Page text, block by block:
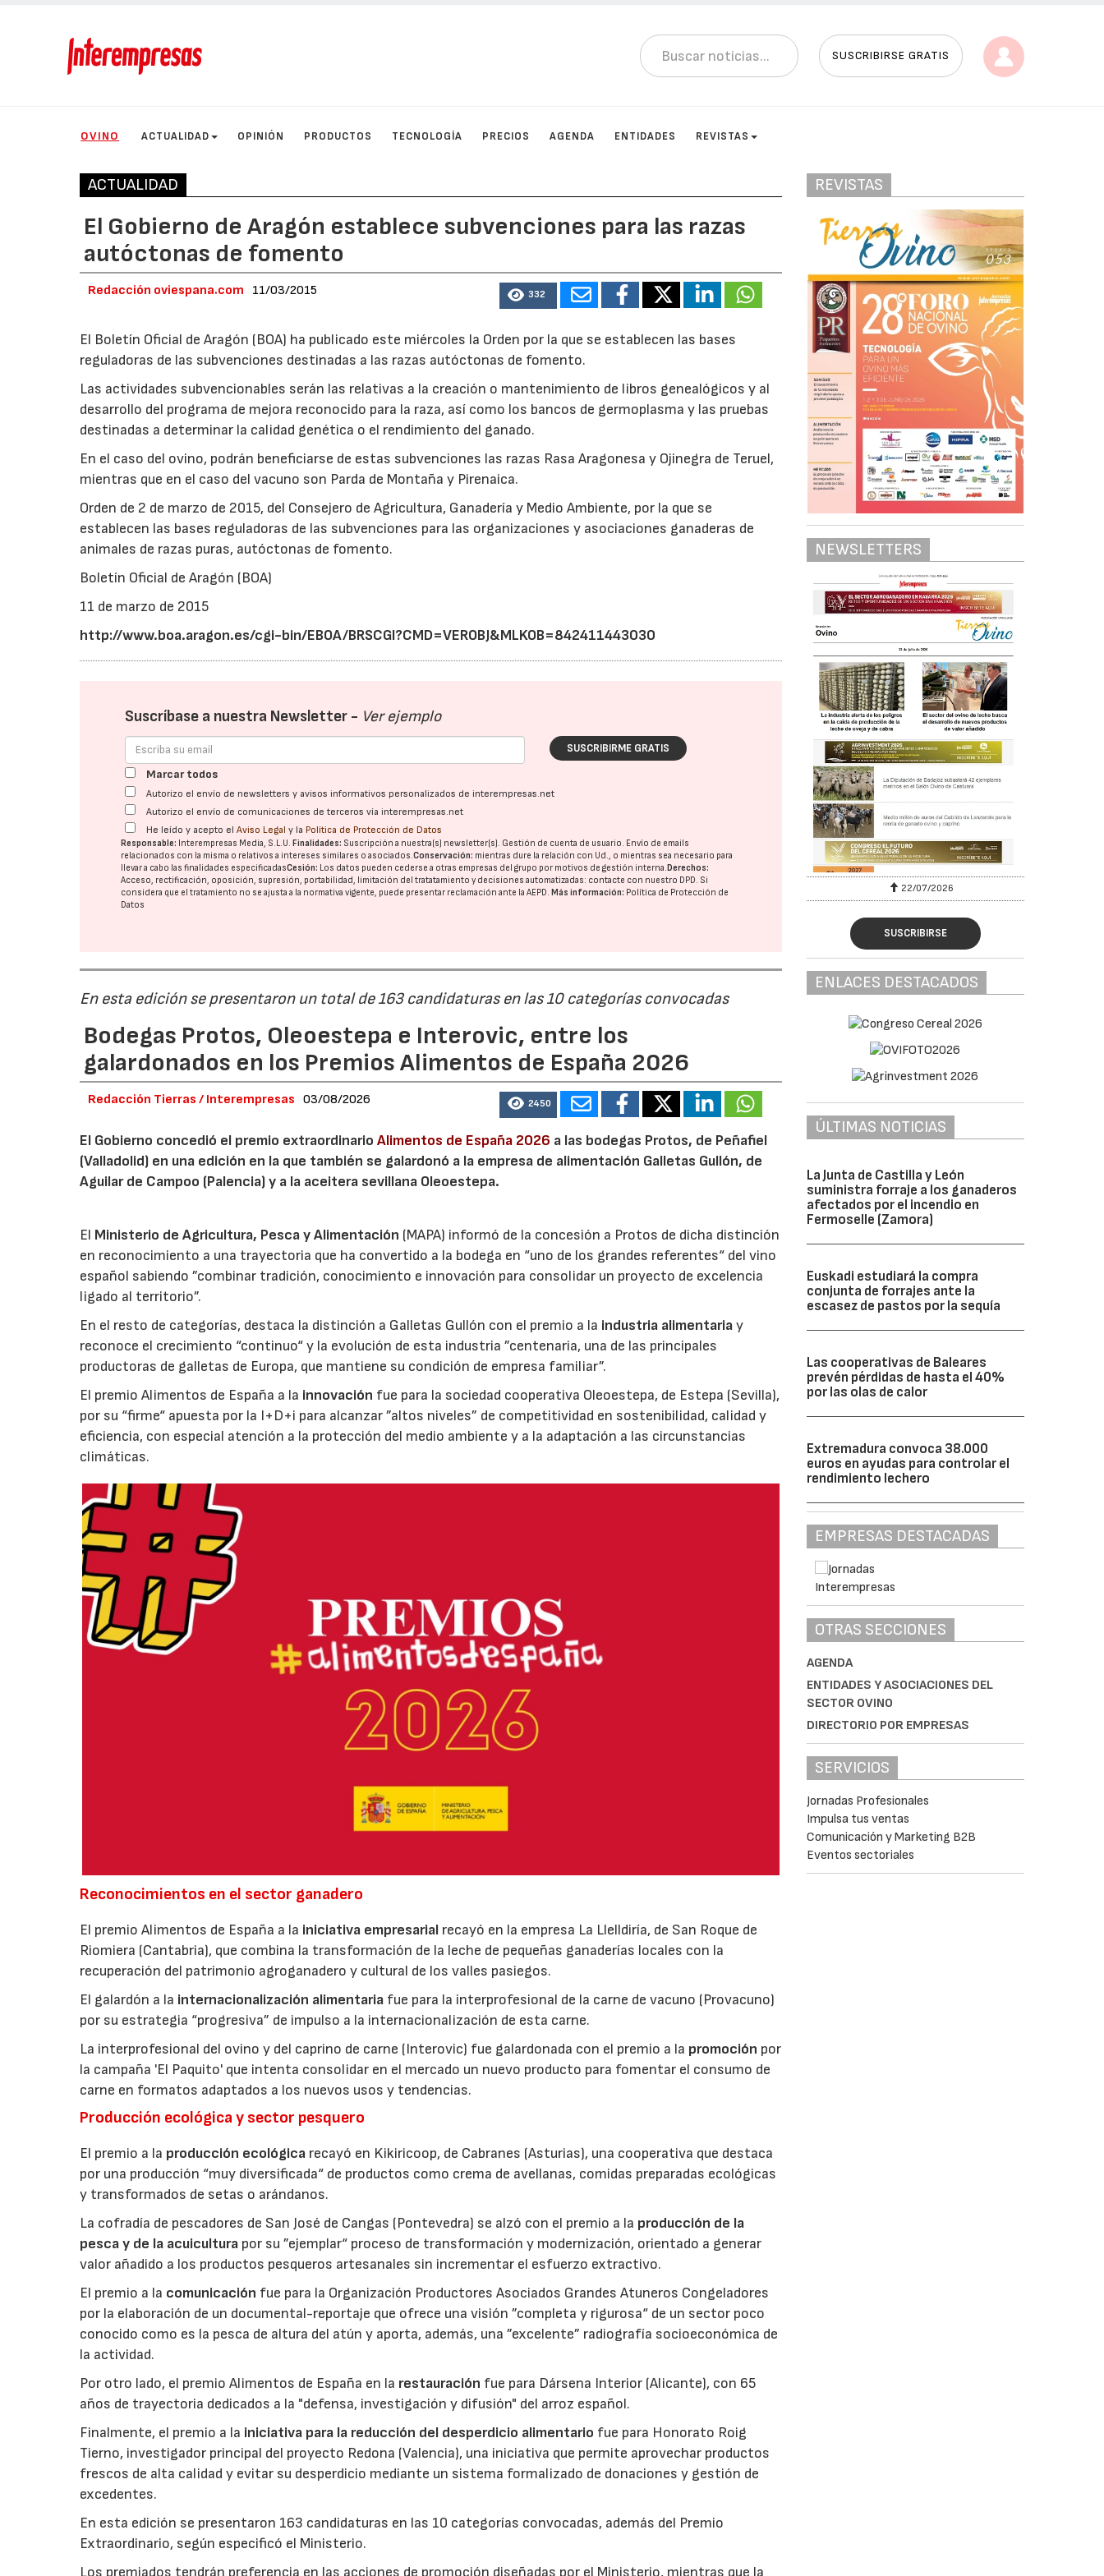
SUSCRIBIRSE GRATIS
OVINO ACTUALIDAD OPINIÓN PRODUCTOS TECNOLOGÍA PRECIOS AGENDA ENTIDADES REVISTAS
ACTUALIDAD
El Gobierno de Aragón establece subvenciones para las razas
autóctonas de fomento
Redacción oviespana.com 11/03/2015 332
El Boletín Oficial de Aragón (BOA) ha publicado este miércoles la Orden por la que se establecen las bases
reguladoras de las subvenciones destinadas a las razas autóctonas de fomento.
Las actividades subvencionables serán las relativas a la creación o mantenimiento de libros genealógicos y al
desarrollo del programa de mejora reconocido para la raza, así como los bancos de germoplasma y las pruebas
destinadas a determinar la calidad genética o el rendimiento del ganado.
En el caso del ovino, podrán beneficiarse de estas subvenciones las razas Rasa Aragonesa y Ojinegra de Teruel,
mientras que en el caso del vacuno son Parda de Montaña y Pirenaica.
Orden de 2 de marzo de 2015, del Consejero de Agricultura, Ganadería y Medio Ambiente, por la que se
establecen las bases reguladoras de las subvenciones para las organizaciones y asociaciones ganaderas de
animales de razas puras, autóctonas de fomento.
Boletín Oficial de Aragón (BOA)
11 de marzo de 2015
http://www.boa.aragon.es/cgi-bin/EBOA/BRSCGI?CMD=VEROBJ&MLKOB=842411443030
Suscríbase a nuestra Newsletter - Ver ejemplo
SUSCRIBIRME GRATIS
Marcar todos
Autorizo el envío de newsletters y avisos informativos personalizados de interempresas.net
Autorizo el envío de comunicaciones de terceros vía interempresas.net
He leído y acepto elAviso Legal y la Política de Protección de Datos
Responsable: Interempresas Media, S.L.U.Finalidades: Suscripción a nuestra(s) newsletter(s). Gestión de cuenta de usuario. Envío de emails
relacionados con la misma o relativos a intereses similares o asociados.Conservación: mientras dure la relación con Ud., o mientras sea necesario para
llevar a cabo las finalidades especificadasCesión: Los datos pueden cederse a otras empresas del grupo por motivos de gestión interna.Derechos:
Acceso, rectificación, oposición, supresión, portabilidad, limitación del tratatamiento y decisiones automatizadas: contacte con nuestro DPD. Si
considera que el tratamiento no se ajusta a la normativa vigente, puede presentar reclamación ante laAEPD.Más información: Política de Protección de
Datos
En esta edición se presentaron un total de 163 candidaturas en las 10 categorías convocadas
Bodegas Protos, Oleoestepa e Interovic, entre los
galardonados en los Premios Alimentos de España 2026
Redacción Tierras / Interempresas 03/08/2026 2450
El Gobierno concedió el premio extraordinarioAlimentos de España 2026 a las bodegas Protos, de Peñafiel
(Valladolid) en una edición en la que también se galardonó a la empresa de alimentación Galletas Gullón, de
Aguilar de Campoo (Palencia) y a la aceitera sevillana Oleoestepa.
El Ministerio de Agricultura, Pesca y Alimentación (MAPA) informó de la concesión a Protos de dicha distinción
en reconocimiento a una trayectoria que ha convertido a la bodega en “uno de los grandes referentes“ del vino
español sabiendo ”combinar tradición, conocimiento e innovación para consolidar un proyecto de excelencia
ligado al territorio”.
En el resto de categorías, destaca la distinción a Galletas Gullón con el premio a la industria alimentariay
reconoce el crecimiento “continuo“ y la evolución de esta industria ”centenaria, una de las principales
productoras de galletas de Europa, que mantiene su condición de empresa familiar”.
El premio Alimentos de España a la innovación fue para la sociedad cooperativa Oleoestepa, de Estepa (Sevilla),
por su “firme“ apuesta por la I+D+i para alcanzar ”altos niveles” de competitividad en sostenibilidad, calidad y
eficiencia, con especial atención a la protección del medio ambiente y a la adaptación a las circunstancias
climáticas.
Reconocimientos en el sector ganadero
El premio Alimentos de España a la iniciativa empresarial recayó en la empresa La Llelldiría, de San Roque de
Riomiera (Cantabria), que combina la transformación de la leche de pequeñas ganaderías locales con la
recuperación del patrimonio agroganadero y cultural de los valles pasiegos.
El galardón a la internacionalización alimentaria fue para la interprofesional de la carne de vacuno (Provacuno)
por su estrategia “progresiva” de impulso a la internacionalización de esta carne.
La interprofesional del ovino y del caprino de carne (Interovic) fue galardonada con el premio a la promoción por
la campaña 'El Paquito' que intenta consolidar en el mercado un nuevo producto para fomentar el consumo de
carne en formatos adaptados a los nuevos usos y tendencias.
Producción ecológica y sector pesquero
El premio a la producción ecológica recayó en Kikiricoop, de Cabranes (Asturias), una cooperativa que destaca
por una producción “muy diversificada“ de productos como crema de avellanas, comidas preparadas ecológicas
y transformados de setas o arándanos.
La cofradía de pescadores de San José de Cangas (Pontevedra) se alzó con el premio a la producción de la
pesca y de la acuicultura por su ”ejemplar“ proceso de transformación y modernización, orientado a generar
valor añadido a los productos pesqueros artesanales sin incrementar el esfuerzo extractivo.
El premio a la comunicación fue para la Organización Productores Asociados Grandes Atuneros Congeladores
por la elaboración de un documental-reportaje que ofrece una visión ”completa y rigurosa“ de un sector poco
conocido como es la pesca de altura del atún y aporta, además, una ”excelente” radiografía socioeconómica de
la actividad.
Por otro lado, el premio Alimentos de España en la restauración fue para Dársena Interior (Alicante), con 65
años de trayectoria dedicados a la "defensa, investigación y difusión" del arroz español.
Finalmente, el premio a la iniciativa para la reducción del desperdicio alimentario fue para Honorato Roig
Tierno, investigador principal del proyecto Redona (Valencia), una iniciativa que permite aprovechar productos
frescos de alta calidad y evitar su desperdicio mediante un sistema formalizado de donaciones y gestión de
excedentes.
En esta edición se presentaron 163 candidaturas en las 10 categorías convocadas, además del Premio
Extraordinario, según especificó el Ministerio.
Los premiados tendrán preferencia en las acciones de promoción diseñadas por el Ministerio, mientras que la
REVISTAS
NEWSLETTERS
22/07/2026 29/07/2026 22/07/2026
SUSCRIBIRSE
ENLACES DESTACADOS
ÚLTIMAS NOTICIAS
La Junta de Castilla y León
suministra forraje a los ganaderos
afectados por el incendio en
Fermoselle (Zamora)
Euskadi estudiará la compra
conjunta de forrajes ante la
escasez de pastos por la sequía
Las cooperativas de Baleares
prevén pérdidas de hasta el 40%
por las olas de calor
Extremadura convoca 38.000
euros en ayudas para controlar el
rendimiento lechero
EMPRESAS DESTACADAS
OTRAS SECCIONES
AGENDA
ENTIDADES Y ASOCIACIONES DEL
SECTOR OVINO
DIRECTORIO POR EMPRESAS
SERVICIOS
Jornadas Profesionales
Impulsa tus ventas
Comunicación y Marketing B2B
Eventos sectoriales